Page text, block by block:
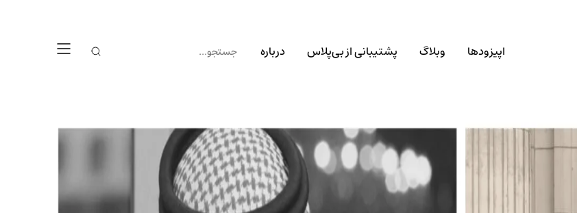
اپیزودها وبلاگ پشتیبانی از بی‌پلاس درباره